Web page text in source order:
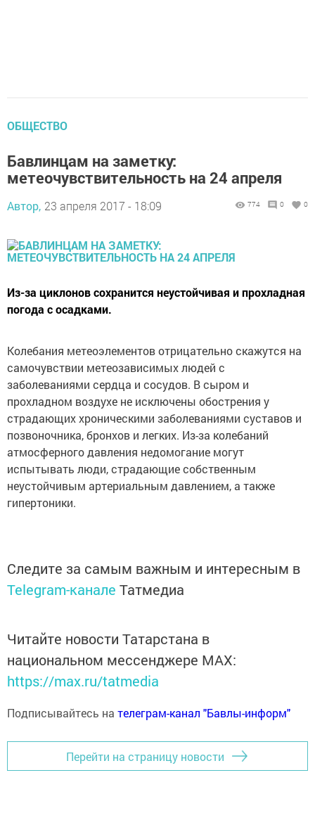
ОБЩЕСТВО
Бавлинцам на заметку:
метеочувствительность на 24 апреля
Автор, 23 апреля 2017 - 18:09 774 0 0
Из-за циклонов сохранится неустойчивая и прохладная
погода с осадками.
Колебания метеоэлементов отрицательно скажутся на
самочувствии метеозависимых людей с
заболеваниями сердца и сосудов. В сыром и
прохладном воздухе не исключены обострения у
страдающих хроническими заболеваниями суставов и
позвоночника, бронхов и легких. Из-за колебаний
атмосферного давления недомогание могут
испытывать люди, страдающие собственным
неустойчивым артериальным давлением, а также
гипертоники.
Следите за самым важным и интересным в
Telegram-канале Татмедиа
Читайте новости Татарстана в
национальном мессенджере MАХ:
https://max.ru/tatmedia
Подписывайтесь на телеграм-канал "Бавлы-информ"
Перейти на страницу новости